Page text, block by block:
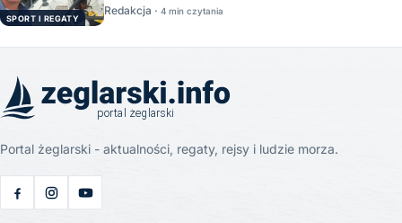
SPORT I REGATY
Redakcja · 4 min czytania
Portal żeglarski - aktualności, regaty, rejsy i ludzie morza.